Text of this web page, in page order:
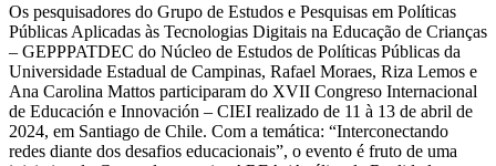
Os pesquisadores do Grupo de Estudos e Pesquisas em Políticas
Públicas Aplicadas às Tecnologias Digitais na Educação de Crianças
– GEPPPATDEC do Núcleo de Estudos de Políticas Públicas da
Universidade Estadual de Campinas, Rafael Moraes, Riza Lemos e
Ana Carolina Mattos participaram do XVII Congreso Internacional
de Educación e Innovación – CIEI realizado de 11 à 13 de abril de
2024, em Santiago de Chile. Com a temática: “Interconectando
redes diante dos desafios educacionais”, o evento é fruto de uma